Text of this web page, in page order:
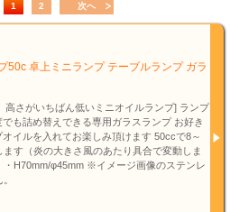
1 2 次へ
50c 卓上ミニランプ テーブルランプ ガラ
さがいちばん低いミニオイルランプ] ランプ
でも詰め替えできる専用ガラスランプ お好き
イルを入れてお楽しみ頂けます 50ccで8～
ます（炎の大きさ風のあたり具合で変動しま
H70mm/φ45mm ※イメージ画像のステンレ